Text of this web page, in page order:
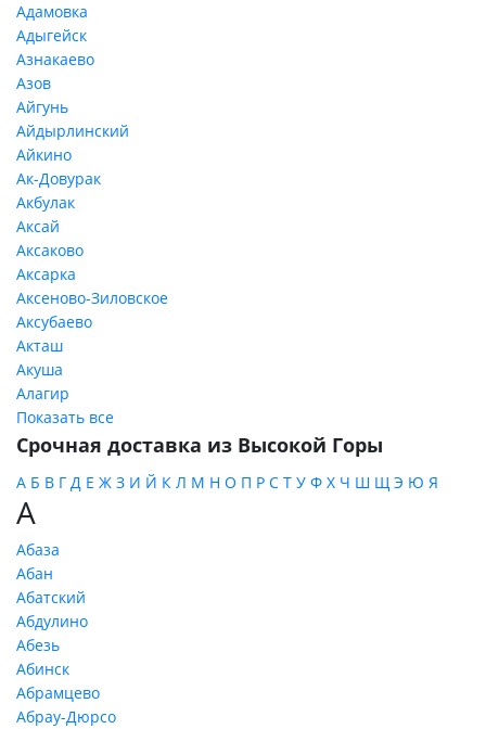
Адамовка
Адыгейск
Азнакаево
Азов
Айгунь
Айдырлинский
Айкино
Ак-Довурак
Акбулак
Аксай
Аксаково
Аксарка
Аксеново-Зиловское
Аксубаево
Акташ
Акуша
Алагир
Показать все
Срочная доставка из Высокой Горы
А Б В Г Д Е Ж З И Й К Л М Н О П Р С Т У Ф Х Ч Ш Щ Э Ю Я
А
Абаза
Абан
Абатский
Абдулино
Абезь
Абинск
Абрамцево
Абрау-Дюрсо